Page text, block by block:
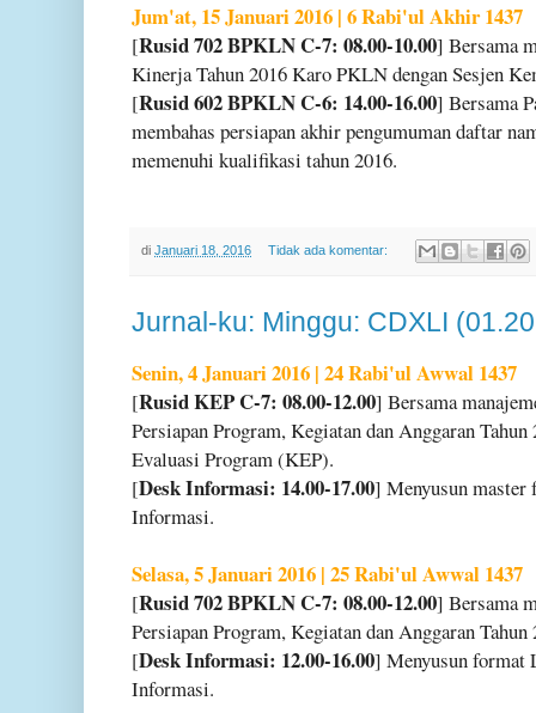
Jum'at, 15 Januari 2016 | 6 Rabi'ul Akhir 1437
[Rusid 702 BPKLN C-7: 08.00-10.00] Bersama
Kinerja Tahun 2016 Karo PKLN dengan Sesjen
[Rusid 602 BPKLN C-6: 14.00-16.00] Bersama
membahas persiapan akhir pengumuman daftar
memenuhi kualifikasi tahun 2016.
di Januari 18, 2016 Tidak ada komentar:
Jurnal-ku: Minggu: CDXLI
Senin, 4 Januari 2016 | 24 Rabi'ul Awwal 1437
[Rusid KEP C-7: 08.00-12.00] Bersama
Persiapan Program, Kegiatan dan Anggaran
Evaluasi Program (KEP).
[Desk Informasi: 14.00-17.00] Menyusun master
Informasi.
Selasa, 5 Januari 2016 | 25 Rabi'ul Awwal 1437
[Rusid 702 BPKLN C-7: 08.00-12.00] Bersama
Persiapan Program, Kegiatan dan Anggaran
[Desk Informasi: 12.00-16.00] Menyusun format
Informasi.